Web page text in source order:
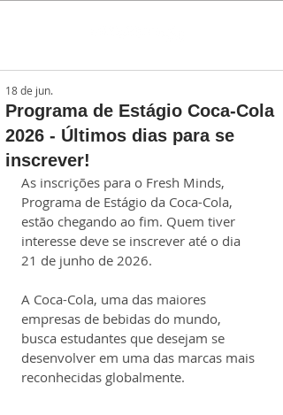
Programa de Estágio Coca-Cola
2026 - Últimos dias para se
inscrever!
18 de jun.
As inscrições para o Fresh Minds,
Programa de Estágio da Coca-Cola,
estão chegando ao fim. Quem tiver
interesse deve se inscrever até o dia
21 de junho de 2026.
A Coca-Cola, uma das maiores
empresas de bebidas do mundo,
busca estudantes que desejam se
desenvolver em uma das marcas mais
reconhecidas globalmente.